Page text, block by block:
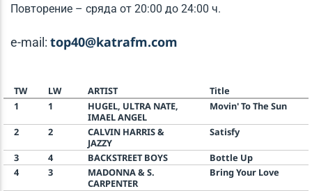
Повторение – сряда от 20:00 до 24:00 ч.
e-mail: top40@katrafm.com
TW LW ARTIST
Title
1
1
HUGEL, ULTRA NATE,
IMAEL ANGEL
Movin' To The Sun
2 2
CALVIN HARRIS &
JAZZY
Satisfy
3 4 BACKSTREET BOYS
Bottle Up
4
3
MADONNA & S.
CARPENTER
Bring Your Love